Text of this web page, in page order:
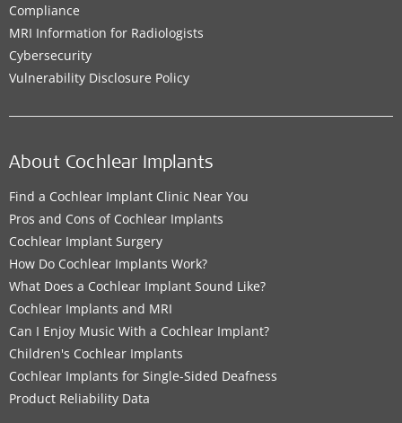
Compliance
MRI Information for Radiologists
Cybersecurity
Vulnerability Disclosure Policy
About Cochlear Implants
Find a Cochlear Implant Clinic Near You
Pros and Cons of Cochlear Implants
Cochlear Implant Surgery
How Do Cochlear Implants Work?
What Does a Cochlear Implant Sound Like?
Cochlear Implants and MRI
Can I Enjoy Music With a Cochlear Implant?
Children's Cochlear Implants
Cochlear Implants for Single-Sided Deafness
Product Reliability Data